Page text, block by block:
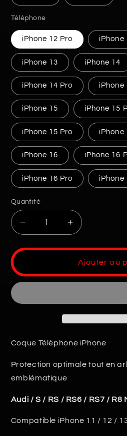
Téléphone
iPhone 12 Pro iPhone
iPhone 13 iPhone 14
iPhone 14 Pro iPhone
iPhone 15 iPhone 15
iPhone 15 Pro iPhone
iPhone 16 iPhone 16
iPhone 16 Pro iPhone
Quantité
Quantité
Réduire
la
quantité
Coque
iPhone
Augmenter
la
quantité
de
iPhone
Ajouter au
Coque Téléphone iPhone
Protection optimale tout en
emblématique
Audi / S / RS / RS6 / RS7 / R8
Compatible iPhone 11 / 12 /